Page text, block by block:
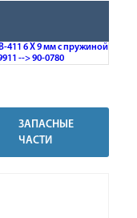
ЗАПАСНЫЕ
ЧАСТИ